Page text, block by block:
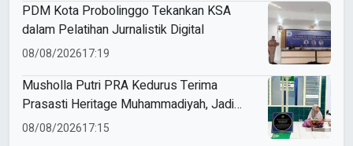
PDM Kota Probolinggo Tekankan KSA
dalam Pelatihan Jurnalistik Digital
08/08/202617:19
Musholla Putri PRA Kedurus Terima
Prasasti Heritage Muhammadiyah, Jadi
Pengingat Sejarah Dakwah dan Amal Saleh
08/08/202617:15